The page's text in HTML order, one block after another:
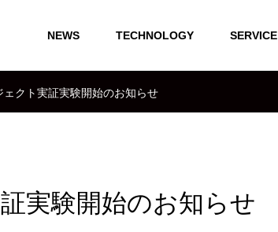
NEWS TECHNOLOGY SERVICE
ェクト実証実験開始のお知らせ
実験開始のお知らせ